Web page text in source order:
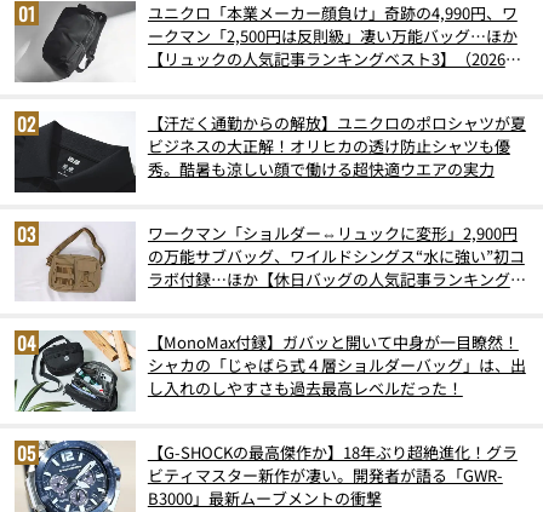
ユニクロ「本業メーカー顔負け」奇跡の4,990円、ワ
ークマン「2,500円は反則級」凄い万能バッグ…ほか
【リュックの人気記事ランキングベスト3】（2026年
【汗だく通勤からの解放】ユニクロのポロシャツが夏
ビジネスの大正解！オリヒカの透け防止シャツも優
秀。酷暑も涼しい顔で働ける超快適ウエアの実力
ワークマン「ショルダー⇔リュックに変形」2,900円
の万能サブバッグ、ワイルドシングス“水に強い”初コ
ラボ付録…ほか【休日バッグの人気記事ランキングベ
【MonoMax付録】ガバッと開いて中身が一目瞭然！
シャカの「じゃばら式４層ショルダーバッグ」は、出
し入れのしやすさも過去最高レベルだった！
【G-SHOCKの最高傑作か】18年ぶり超絶進化！グラ
ビティマスター新作が凄い。開発者が語る「GWR-
B3000」最新ムーブメントの衝撃